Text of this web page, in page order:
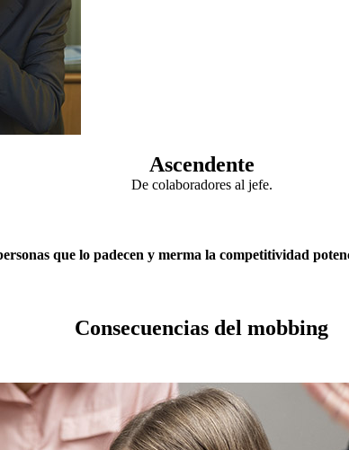
Ascendente
De colaboradores al jefe.
que lo padecen y merma la competitividad
Consecuencias del mobbing